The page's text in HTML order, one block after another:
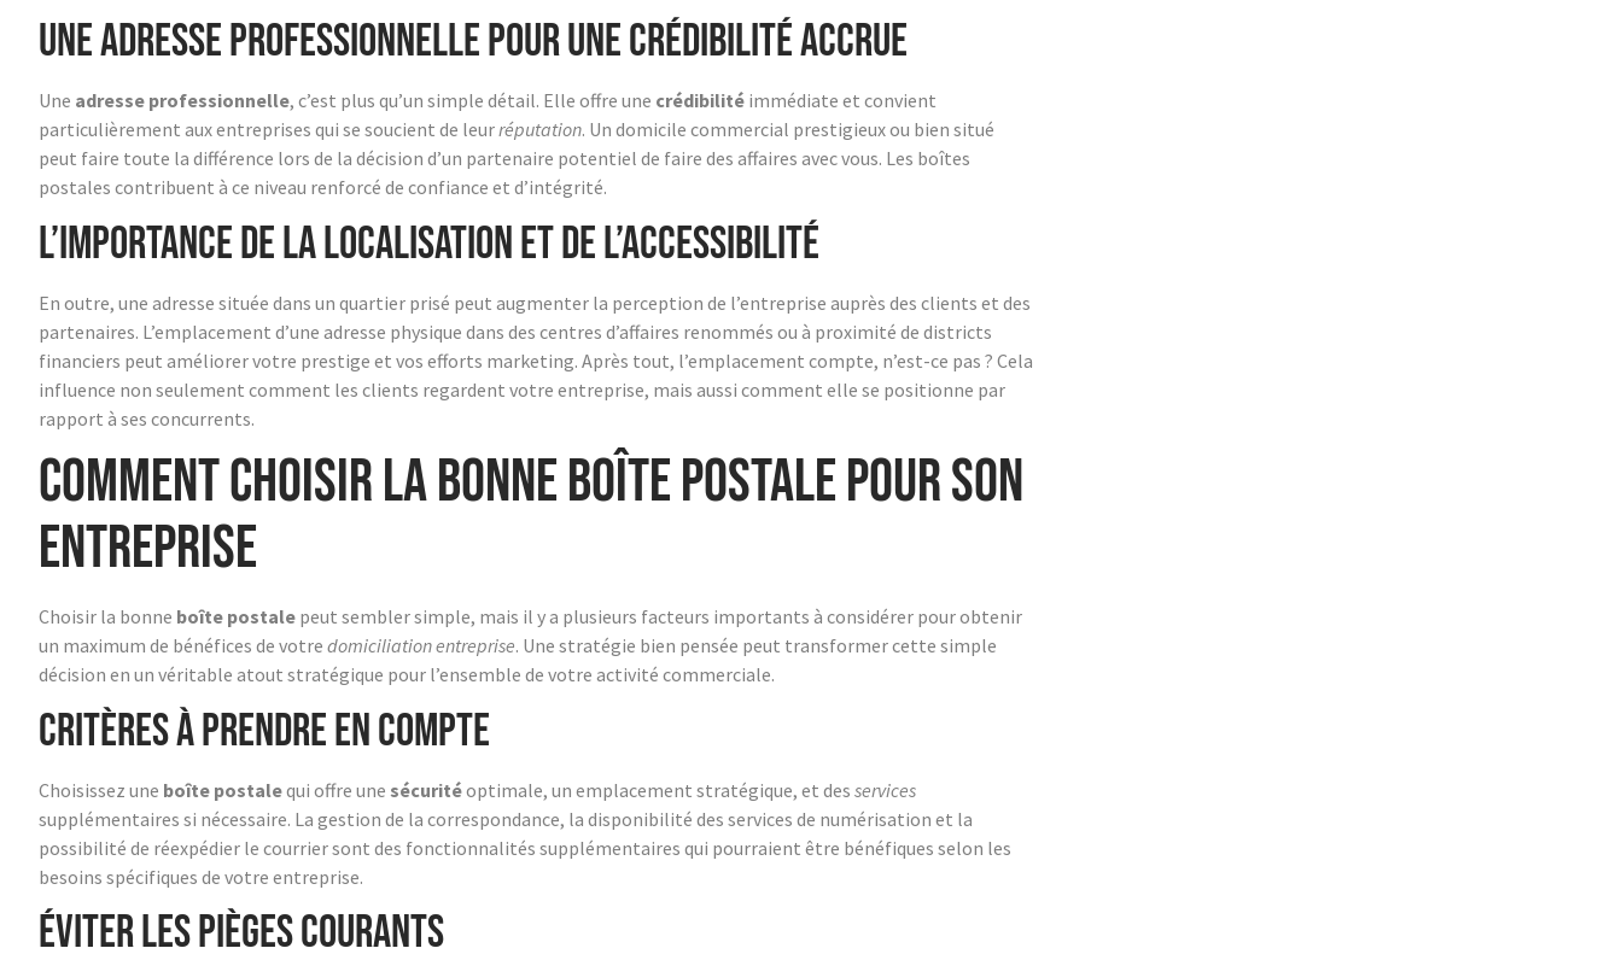
Une adresse professionnelle pour une crédibilité accrue
Une adresse professionnelle, c’est plus qu’un simple détail. Elle offre une crédibilité immédiate et convient
particulièrement aux entreprises qui se soucient de leurréputation. Un domicile commercial prestigieux ou bien situé
peut faire toute la différence lors de la décision d’un partenaire potentiel de faire des affaires avec vous. Les boîtes
postales contribuent à ce niveau renforcé de confiance et d’intégrité.
L’importance de la localisation et de l’accessibilité
En outre, une adresse située dans un quartier prisé peut augmenter la perception de l’entreprise auprès des clients et des
partenaires. L’emplacement d’une adresse physique dans des centres d’affaires renommés ou à proximité de districts
financiers peut améliorer votre prestige et vos efforts marketing. Après tout, l’emplacement compte, n’est-ce pas ? Cela
influence non seulement comment les clients regardent votre entreprise, mais aussi comment elle se positionne par
rapport à ses concurrents.
Comment choisir la bonne boîte postale pour son
entreprise
Choisir la bonne boîte postale peut sembler simple, mais il y a plusieurs facteurs importants à considérer pour obtenir
un maximum de bénéfices de votre domiciliation entreprise. Une stratégie bien pensée peut transformer cette simple
décision en un véritable atout stratégique pour l’ensemble de votre activité commerciale.
Critères à prendre en compte
Choisissez une boîte postalequi offre une sécuritéoptimale, un emplacement stratégique, et des services
supplémentaires si nécessaire. La gestion de la correspondance, la disponibilité des services de numérisation et la
possibilité de réexpédier le courrier sont des fonctionnalités supplémentaires qui pourraient être bénéfiques selon les
besoins spécifiques de votre entreprise.
Éviter les pièges courants